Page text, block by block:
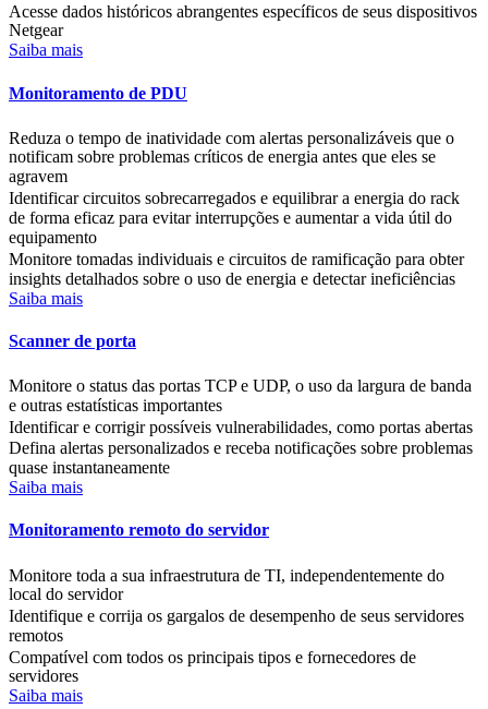
Acesse dados históricos abrangentes específicos de seus dispositivos
Netgear
Saiba mais
Monitoramento de PDU
Reduza o tempo de inatividade com alertas personalizáveis que o
notificam sobre problemas críticos de energia antes que eles se
agravem
Identificar circuitos sobrecarregados e equilibrar a energia do rack
de forma eficaz para evitar interrupções e aumentar a vida útil do
equipamento
Monitore tomadas individuais e circuitos de ramificação para obter
insights detalhados sobre o uso de energia e detectar ineficiências
Saiba mais
Scanner de porta
Monitore o status das portas TCP e UDP, o uso da largura de banda
e outras estatísticas importantes
Identificar e corrigir possíveis vulnerabilidades, como portas abertas
Defina alertas personalizados e receba notificações sobre problemas
quase instantaneamente
Saiba mais
Monitoramento remoto do servidor
Monitore toda a sua infraestrutura de TI, independentemente do
local do servidor
Identifique e corrija os gargalos de desempenho de seus servidores
remotos
Compatível com todos os principais tipos e fornecedores de
servidores
Saiba mais